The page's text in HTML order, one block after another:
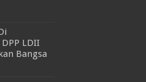
LDII
Bangsa